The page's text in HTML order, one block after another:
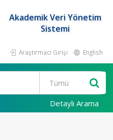
Akademik Veri Yönetim
Sistemi
Araştırmacı Girişi English
Detaylı Arama